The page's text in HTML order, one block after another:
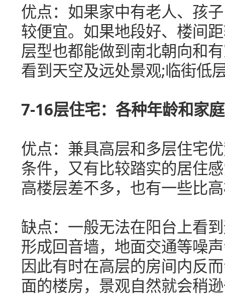
优点：如果家中有老人、孩
较便宜。如果地段好、楼间
层型也都能做到南北朝向和
看到天空及远处景观;临街低
7-16层住宅：各种年龄和家
优点：兼具高层和多层住宅
条件，又有比较踏实的居住
高楼层差不多，也有一些比
缺点：一般无法在阳台上看
形成回音墙，地面交通等噪
因此有时在高层的房间内反
面的楼房，景观自然就会稍